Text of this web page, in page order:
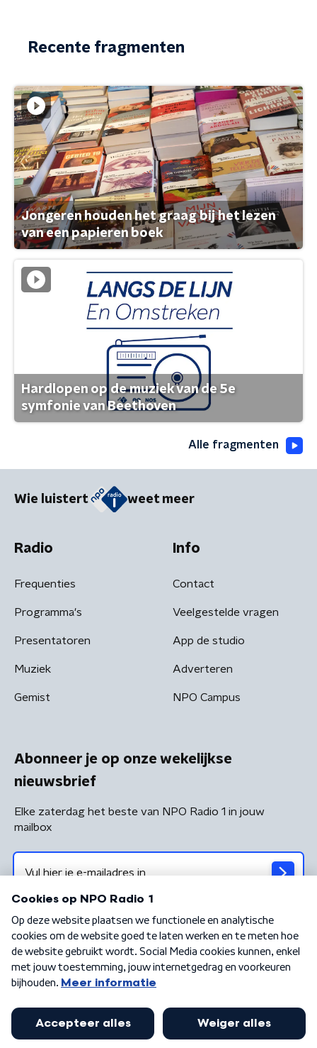
Recente fragmenten
Jongeren houden het graag bij het lezen
van een papieren boek
Hardlopen op de muziek van de 5e
symfonie van Beethoven
Alle fragmenten
Wie luistert weet meer
Radio
Frequenties
Programma's
Presentatoren
Muziek
Gemist
Info
Contact
Veelgestelde vragen
App de studio
Adverteren
NPO Campus
Abonneer je op onze wekelijkse
nieuwsbrief
Elke zaterdag het beste van NPO Radio 1 in jouw
mailbox
Algemene voorwaarden